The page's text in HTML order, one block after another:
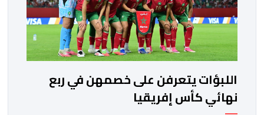
اللبؤات يتعرفن على خصمهن في ربع
نهائي كأس إفريقيا